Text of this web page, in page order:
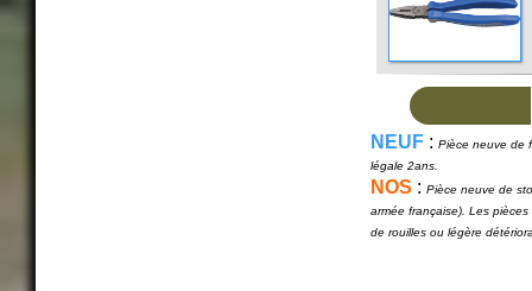
NEUF : Pièce neuve de
légale 2ans.
NOS : Pièce neuve de
armée française). Les
de rouilles ou légère